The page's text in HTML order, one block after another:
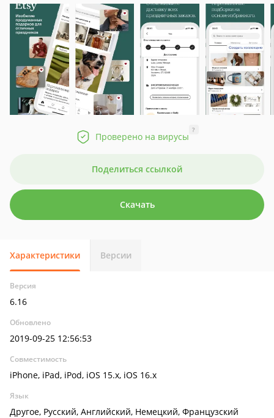
Проверено на вирусы
?
Поделиться ссылкой
Скачать
Характеристики Версии
Версия
6.16
Обновлено
2019-09-25 12:56:53
Совместимость
iPhone, iPad, iPod, iOS 15.x, iOS 16.x
Язык
Другое, Русский, Английский, Немецкий, Французский